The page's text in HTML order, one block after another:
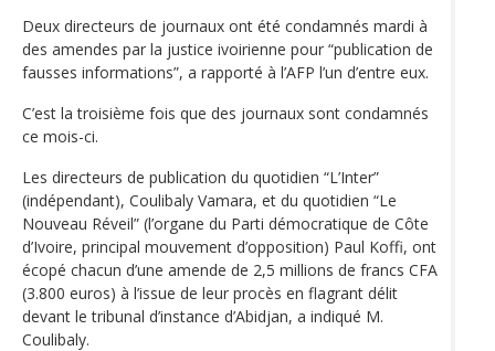
Deux directeurs de journaux ont été condamnés mardi à
des amendes par la justice ivoirienne pour “publication de
fausses informations”, a rapporté à l’AFP l’un d’entre eux.
C’est la troisième fois que des journaux sont condamnés
ce mois-ci.
Les directeurs de publication du quotidien “L’Inter”
(indépendant), Coulibaly Vamara, et du quotidien “Le
Nouveau Réveil” (l’organe du Parti démocratique de Côte
d’Ivoire, principal mouvement d’opposition) Paul Koffi, ont
écopé chacun d’une amende de 2,5 millions de francs CFA
(3.800 euros) à l’issue de leur procès en flagrant délit
devant le tribunal d’instance d’Abidjan, a indiqué M.
Coulibaly.